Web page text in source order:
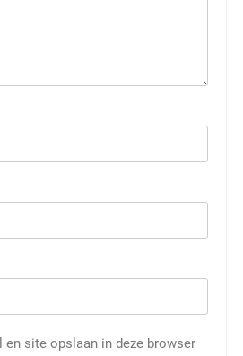
en site opslaan in deze browser